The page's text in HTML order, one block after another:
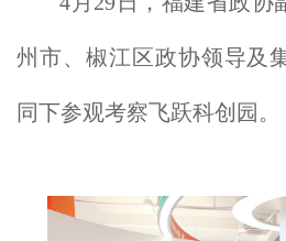
州市、椒江区政协领导及
同下参观考察飞跃科创园。